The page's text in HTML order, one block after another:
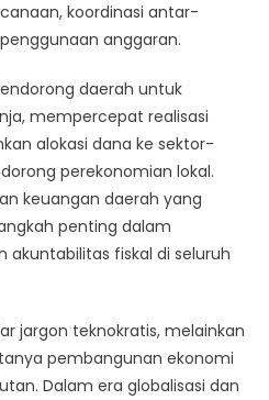
koordinasi antar-
anggaran.
daerah untuk
mempercepat realisasi
alokasi dana ke sektor-
perekonomian lokal.
keuangan daerah yang
penting dalam
akuntabilitas fiskal di seluruh
jargon teknokratis, melainkan
pembangunan ekonomi
Dalam era globalisasi dan